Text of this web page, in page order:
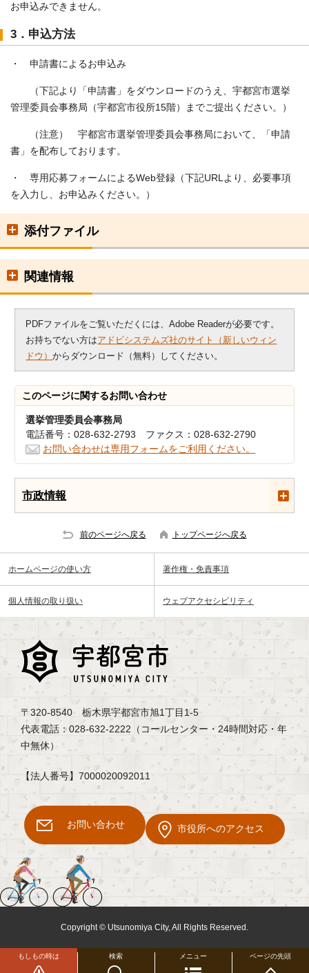
お申込みできません。
3．申込方法
・ 申請書によるお申込み
（下記より「申請書」をダウンロードのうえ、宇都宮市選挙
管理委員会事務局（宇都宮市役所15階）までご提出ください。）
（注意） 宇都宮市選挙管理委員会事務局において、「申請
書」を配布しております。
・ 専用応募フォームによるWeb登録（下記URLより、必要事項
を入力し、お申込みください。）
添付ファイル
関連情報
PDFファイルをご覧いただくには、Adobe Readerが必要です。
お持ちでない方はアドビシステムズ社のサイト（新しいウィン
ドウ）からダウンロード（無料）してください。
このページに関するお問い合わせ
選挙管理委員会事務局
電話番号：028-632-2793 ファクス：028-632-2790
お問い合わせは専用フォームをご利用ください。
市政情報
前のページへ戻る トップページへ戻る
検索
もしもの時は メニュー ページの先頭
ホームページの使い方 著作権・免責事項
個人情報の取り扱い ウェブアクセシビリティ
〒320-8540 栃木県宇都宮市旭1丁目1-5
代表電話：028-632-2222（コールセンター・24時間対応・年
中無休）
【法人番号】7000020092011
お問い合わせ 市役所へのアクセス
Copyright © Utsunomiya City, All Rights Reserved.